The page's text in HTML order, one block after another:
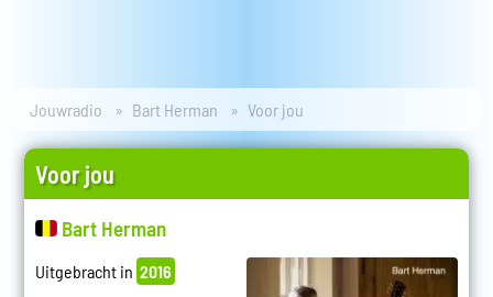
Jouwradio Bart Herman Voor jou
Voor jou
Bart Herman
Uitgebracht in 2016